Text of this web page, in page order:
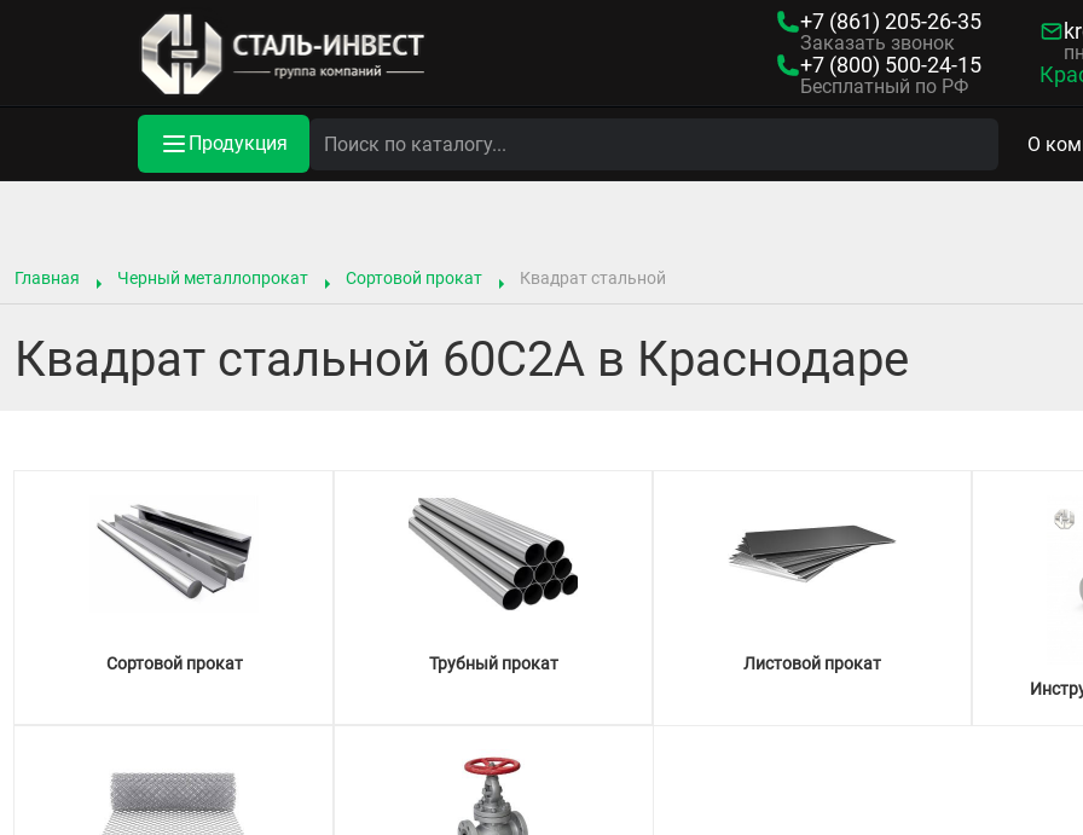
+7 (861) 205-26-35
Заказать звонок
+7 (800) 500-24-15
Бесплатный по РФ
Продукция О
Главная Черный металлопрокат Сортовой прокат Квадрат стальной
Квадрат стальной 60С2А в Краснодаре
Сортовой прокат Трубный прокат
Листовой прокат